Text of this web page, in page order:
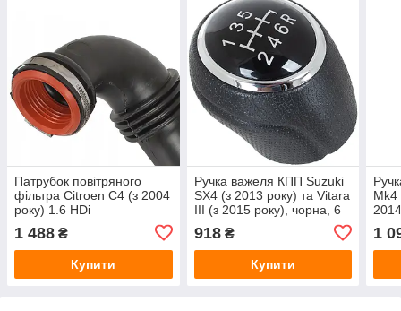
Патрубок повітряного
фільтра Citroen C4 (з 2004
року) 1.6 HDi
1 488 ₴
Купити
Ручка важеля КПП Suzuki
SX4 (з 2013 року) та Vitara
III (з 2015 року), чорна, 6
918₴
Купити
Mk4
6
1